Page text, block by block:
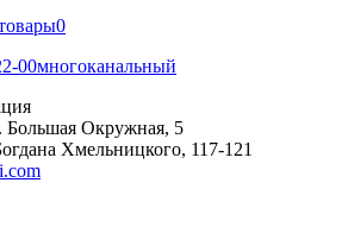
0
00многоканальный
Большая Окружная, 5
Хмельницкого, 117-121